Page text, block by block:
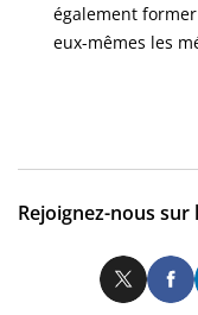
également
eux-mêmes les
Rejoignez-nous